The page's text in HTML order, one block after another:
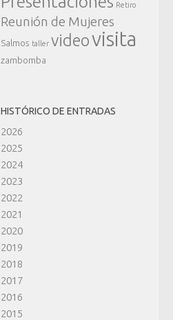
Retiro
Reunión de Mujeres
Salmos taller videovisita
zambomba
HISTÓRICO DE ENTRADAS
2026
2025
2024
2023
2022
2021
2020
2019
2018
2017
2016
2015